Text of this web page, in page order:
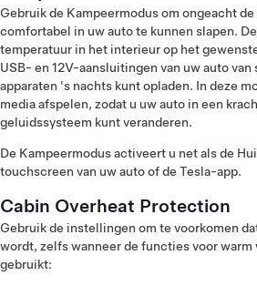
Gebruik de Kampeermodus om ongeacht
comfortabel in uw auto te kunnen slapen.
temperatuur in het interieur op het
USB- en 12V-aansluitingen van uw auto van
apparaten 's nachts kunt opladen. In deze
media afspelen, zodat u uw auto in een
geluidssysteem kunt veranderen.
De Kampeermodus activeert u net als de
touchscreen van uw auto of de Tesla-app.
Cabin Overheat Protection
Gebruik de instellingen om te voorkomen
wordt, zelfs wanneer de functies voor warm
gebruikt: